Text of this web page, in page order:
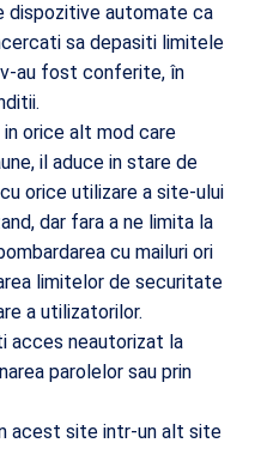
dispozitive automate ca
sa depasiti limitele
au fost conferite, în
orice alt mod care
il aduce in stare de
orice utilizare a site-ului
dar fara a ne limita la
cu mailuri ori
limitelor de securitate
a utilizatorilor.
acces neautorizat la
parolelor sau prin
acest site intr-un alt site